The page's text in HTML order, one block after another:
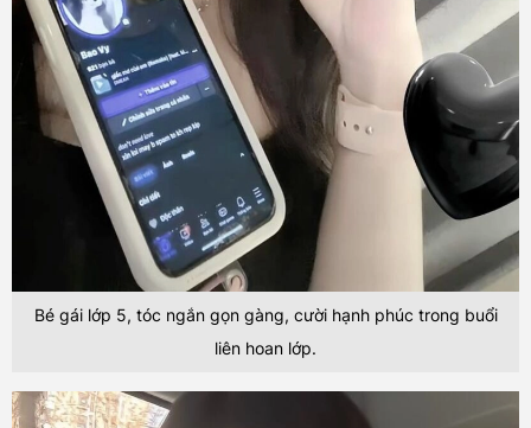
Bé gái lớp 5, tóc ngắn gọn gàng, cười hạnh phúc trong buổi
liên hoan lớp.